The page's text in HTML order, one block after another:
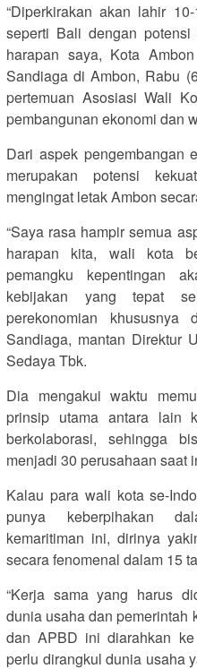
“Diperkirakan akan lahir
seperti Bali dengan
harapan saya, Kota
Sandiaga di Ambon, Rabu
pertemuan Asosiasi Wali
pembangunan ekonomi dan
Dari aspek pengembangan
merupakan potensi
mengingat letak Ambon
“Saya rasa hampir semua
harapan kita, wali kota
pemangku kepentingan
kebijakan yang tepat
perekonomian khususnya
Sandiaga, mantan Direktur
Sedaya Tbk.
Dia mengakui waktu
prinsip utama antara lain
berkolaborasi, sehingga
menjadi 30 perusahaan saat
Kalau para wali kota se-
punya keberpihakan
kemaritiman ini, dirinya
secara fenomenal dalam 15
“Kerja sama yang harus
dunia usaha dan pemerintah
dan APBD ini diarahkan
perlu dirangkul dunia usaha